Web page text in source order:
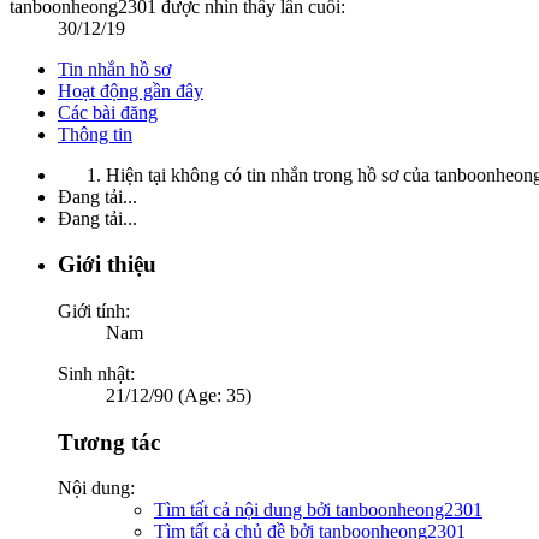
tanboonheong2301 được nhìn thấy lần cuối:
30/12/19
Tin nhắn hồ sơ
Hoạt động gần đây
Các bài đăng
Thông tin
Hiện tại không có tin nhắn trong hồ sơ của
Đang tải...
Đang tải...
Giới thiệu
Giới tính:
Nam
Sinh nhật:
21/12/90 (Age: 35)
Tương tác
Nội dung:
Tìm tất cả nội dung bởi tanboonheong2301
Tìm tất cả chủ đề bởi tanboonheong2301